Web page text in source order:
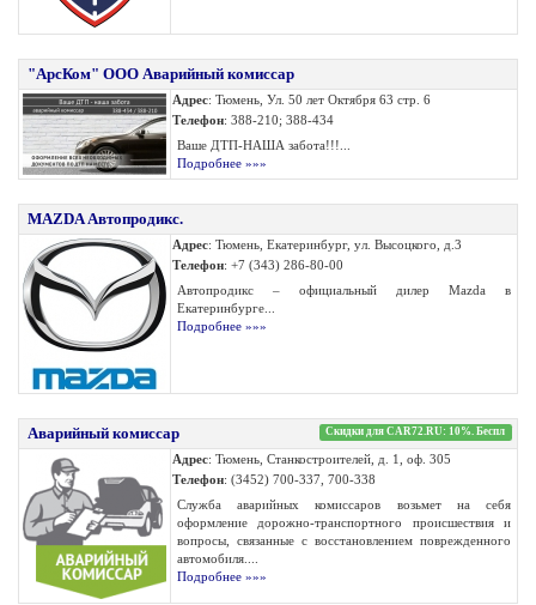
"АрсКом" ООО Аварийный комиссар
Адрес: Тюмень, Ул. 50 лет Октября 63 стр. 6
Телефон: 388-210; 388-434
Ваше ДТП-НАША забота!!!...
Подробнее »»»
MAZDA Автопродикс.
Адрес: Тюмень, Екатеринбург, ул. Высоцкого, д.3
Телефон: +7 (343) 286-80-00
Автопродикс – официальный дилер Mazda в
Екатеринбурге...
Подробнее »»»
Aварийный комиссар Скидки для CAR72.RU: 10%. Беспл
Адрес: Тюмень, Станкостроителей, д. 1, оф. 305
Телефон: (3452) 700-337, 700-338
Служба аварийных комиссаров возьмет на себя
оформление дорожно-транспортного происшествия и
вопросы, связанные с восстановлением поврежденного
автомобиля....
Подробнее »»»